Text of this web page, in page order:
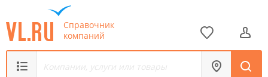
Справочник
компаний